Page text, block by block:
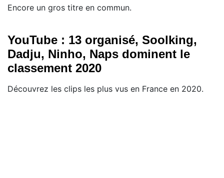
Encore un gros titre en commun.
YouTube : 13 organisé, Soolking,
Dadju, Ninho, Naps dominent le
classement 2020
Découvrez les clips les plus vus en France en 2020.